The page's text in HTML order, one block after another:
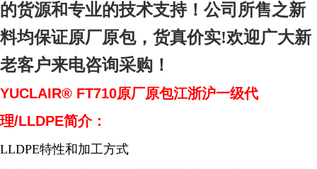
的货源和专业的技术支持！公司所售之新
料均保证原厂原包，货真价实!欢迎广大新
老客户来电咨询采购！
YUCLAIR® FT710原厂原包江浙沪一级代
理/LLDPE简介：
LLDPE特性和加工方式